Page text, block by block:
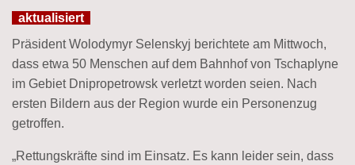
aktualisiert
Präsident Wolodymyr Selenskyj berichtete am Mittwoch,
dass etwa 50 Menschen auf dem Bahnhof von Tschaplyne
im Gebiet Dnipropetrowsk verletzt worden seien. Nach
ersten Bildern aus der Region wurde ein Personenzug
getroffen.
„Rettungskräfte sind im Einsatz. Es kann leider sein, dass